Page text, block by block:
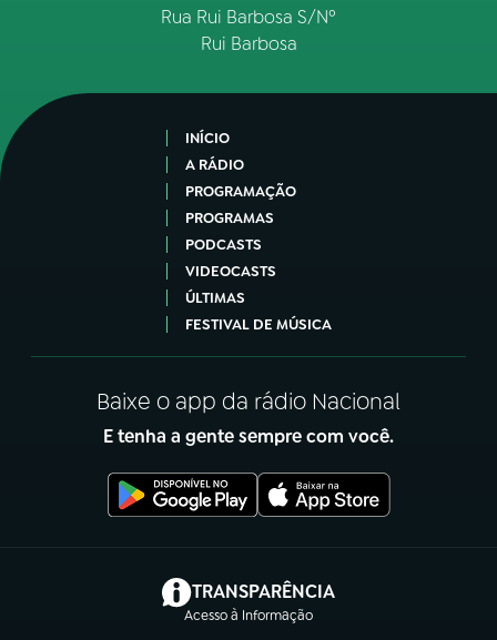
Rua Rui Barbosa S/Nº
Rui Barbosa
INÍCIO
A RÁDIO
PROGRAMAÇÃO
PROGRAMAS
PODCASTS
VIDEOCASTS
ÚLTIMAS
FESTIVAL DE MÚSICA
Baixe o app da rádio Nacional
E tenha a gente sempre com você.
TRANSPARÊNCIA
Acesso à Informação
(abre em nova aba)